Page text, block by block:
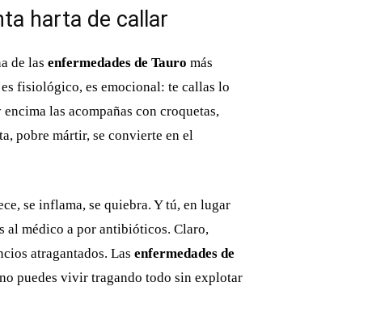
harta de callar
de las enfermedades de Tauro más
fisiológico, es emocional: te callas lo
las acompañas con croquetas,
pobre mártir, se convierte en el
se inflama, se quiebra. Y tú, en lugar
al médico a por antibióticos. Claro,
atragantados. Las enfermedades de
puedes vivir tragando todo sin explotar